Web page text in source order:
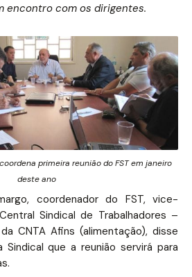
encontro com os dirigentes.
primeira reunião do FST em janeiro
deste ano
coordenador do FST, vice-
Sindical de Trabalhadores –
CNTA Afins (alimentação), disse
Sindical que a reunião servirá para